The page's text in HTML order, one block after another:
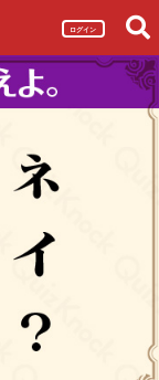
ログイン